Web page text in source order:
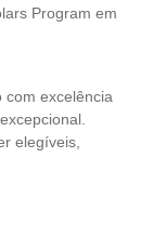
Program em
com excelência
elegíveis,